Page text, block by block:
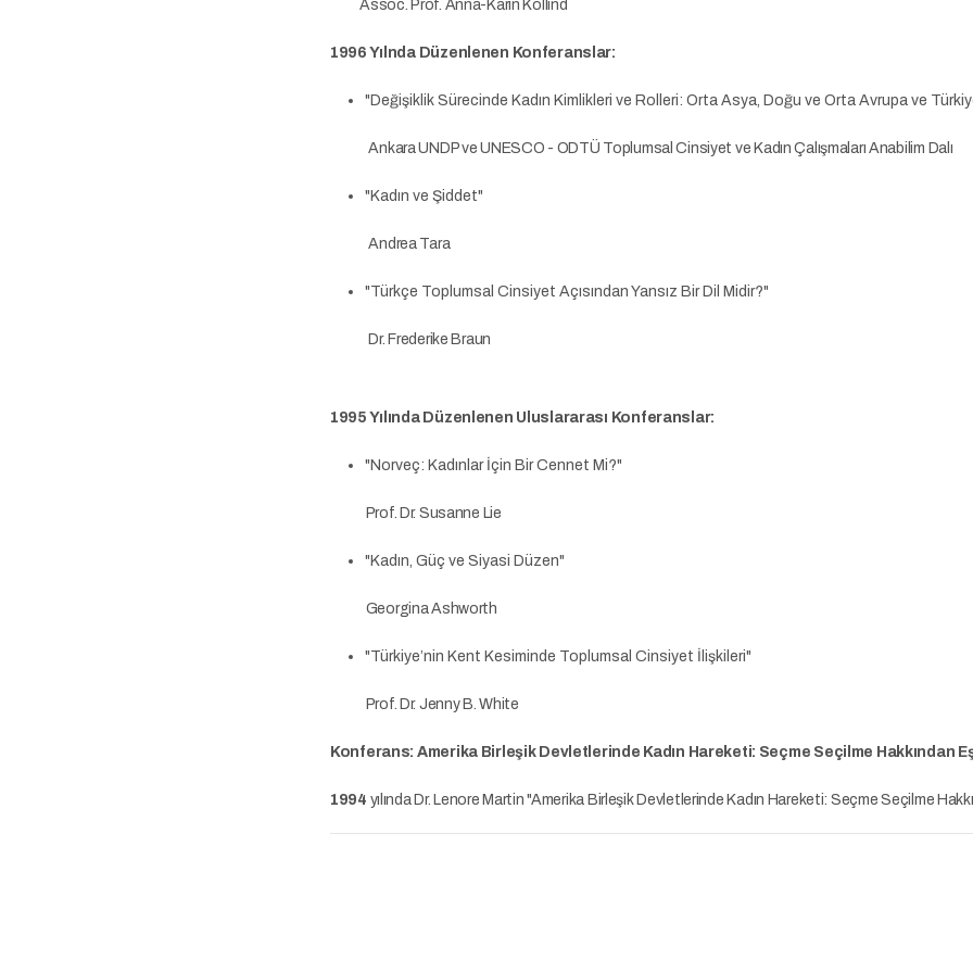
Assoc. Prof. Anna-Karin Kollind
1996 Yılnda Düzenlenen Konferanslar:
"Değişiklik Sürecinde Kadın Kimlikleri ve Rolleri: Orta Asya, Doğu ve Orta Avrupa ve
Ankara UNDP ve UNESCO - ODTÜ Toplumsal Cinsiyet ve Kadın Çalışmaları Anabilim Dalı
"Kadın ve Şiddet"
Andrea Tara
"Türkçe Toplumsal Cinsiyet Açısından Yansız Bir Dil Midir?"
Dr. Frederike Braun
1995 Yılında Düzenlenen Uluslararası Konferanslar:
"Norveç: Kadınlar İçin Bir Cennet Mi?"
Prof. Dr. Susanne Lie
"Kadın, Güç ve Siyasi Düzen"
Georgina Ashworth
"Türkiye’nin Kent Kesiminde Toplumsal Cinsiyet İlişkileri"
Prof. Dr. Jenny B. White
Konferans: Amerika Birleşik Devletlerinde Kadın Hareketi: Seçme Seçilme Hakkından
1994 yılında Dr. Lenore Martin "Amerika Birleşik Devletlerinde Kadın Hareketi: Seçme Seçilme